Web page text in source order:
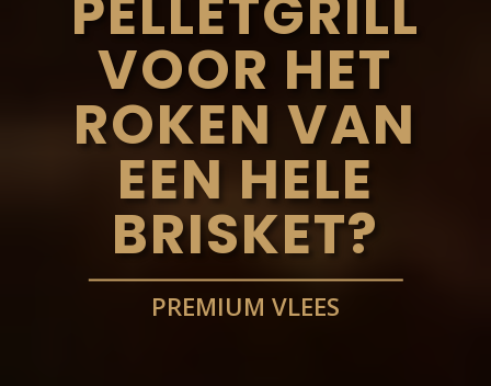
PELLETGRILL
VOOR HET
ROKEN VAN
EEN HELE
BRISKET?
PREMIUM VLEES